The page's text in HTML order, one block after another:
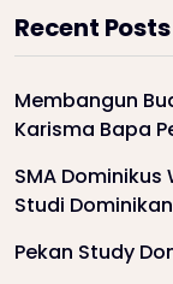
Recent Posts
Membangun
Karisma Bapa
SMA
Studi
Pekan Study